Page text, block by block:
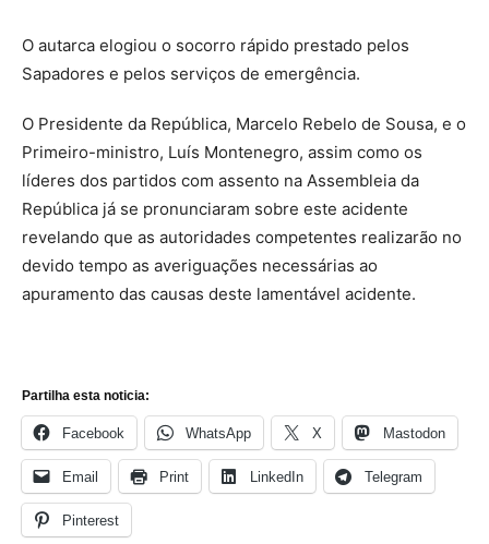
O autarca elogiou o socorro rápido prestado pelos
Sapadores e pelos serviços de emergência.
O Presidente da República, Marcelo Rebelo de Sousa, e o
Primeiro-ministro, Luís Montenegro, assim como os
líderes dos partidos com assento na Assembleia da
República já se pronunciaram sobre este acidente
revelando que as autoridades competentes realizarão no
devido tempo as averiguações necessárias ao
apuramento das causas deste lamentável acidente.
Partilha esta noticia:
Facebook WhatsApp X Mastodon
Email Print LinkedIn Telegram
Pinterest